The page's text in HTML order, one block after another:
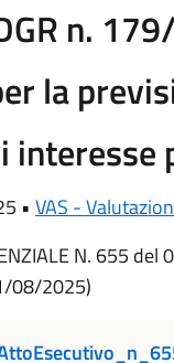
n.
la
• VAS -
N. 655
08/2025)